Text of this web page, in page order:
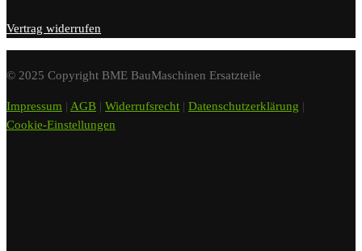
Vertrag widerrufen
© 2025 Copyright BME BauMaschinen Ersatzteile
Impressum | AGB | Widerrufsrecht | Datenschutzerklärung |
Cookie-Einstellungen